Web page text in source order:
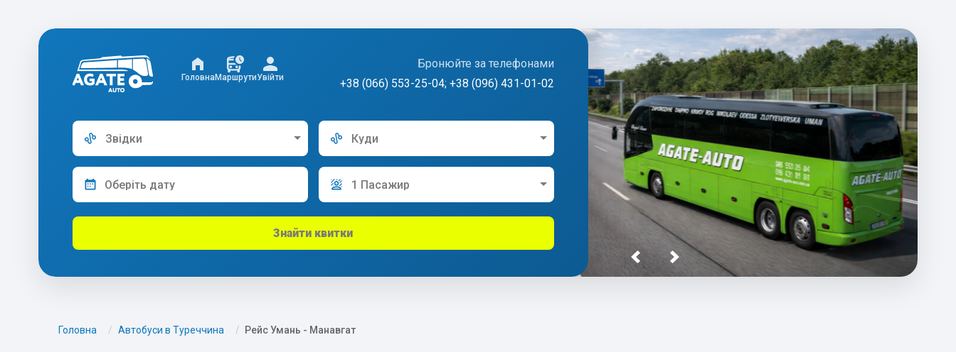
ГоловнаМаршрутиУвійти
Бронюйте за телефонами
+38 (066) 553-25-04; +38 (096) 431-01-02
Звідки Куди
1 Пасажир
Знайти квитки
Головна Автобуси в Туреччина Рейс Умань - Манавгат